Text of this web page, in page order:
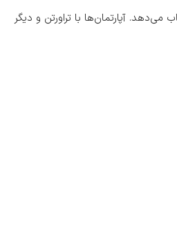
آپارتمان‌ها با تراورتن و دیگر